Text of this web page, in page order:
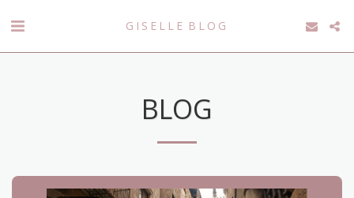
GISELLE BLOG
BLOG